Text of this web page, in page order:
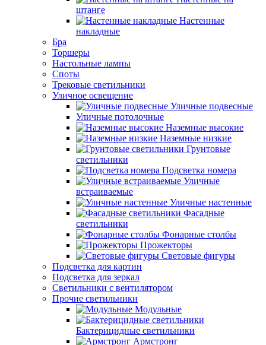
штанге
Настенные
накладные
Бра
Торшеры
Настольные лампы
Споты
Трековые светильники
Уличное освещение
Уличные подвесные
Уличные потолочные
Наземные высокие
Наземные низкие
Грунтовые
светильники
Подсветка номера
Уличные
встраиваемые
Уличные настенные
Фасадные
светильники
Фонарные столбы
Прожекторы
Световые фигуры
Подсветка для картин
Подсветка для зеркал
Светильники с вентилятором
Прочие светильники
Модульные
Бактерицидные светильники
Армстронг